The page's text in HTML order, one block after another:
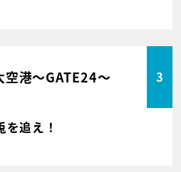
空港～GATE24～ 3
追え！